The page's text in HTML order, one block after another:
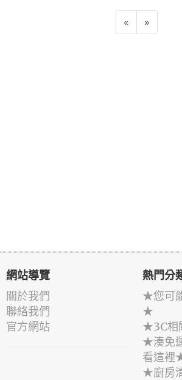
« »
網站導覽
關於我們
聯絡我們
官方網站
熱門分
★您可
★
★3C相
★湊免
看這裡
★廚房